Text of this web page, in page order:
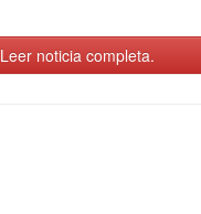
Leer noticia completa.